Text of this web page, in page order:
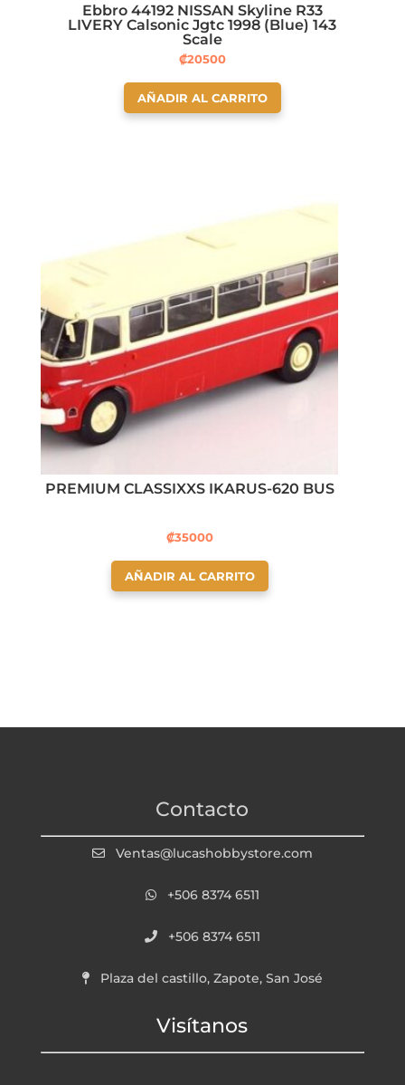
Ebbro 44192 NISSAN Skyline R33
LIVERY Calsonic Jgtc 1998 (Blue) 143
Scale
₡20500
AÑADIR AL CARRITO
PREMIUM CLASSIXXS IKARUS-620 BUS
₡35000
AÑADIR AL CARRITO
Contacto
Ventas@lucashobbystore.com
+506 8374 6511
+506 8374 6511
Plaza del castillo, Zapote, San José
Visítanos